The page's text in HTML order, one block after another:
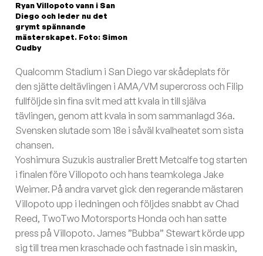
Ryan Villopoto vann i San
Diego och leder nu det
grymt spännande
mästerskapet. Foto: Simon
Cudby
Qualcomm Stadium i San Diego var skådeplats för
den sjätte deltävlingen i AMA/VM supercross och Filip
fullföljde sin fina svit med att kvala in till själva
tävlingen, genom att kvala in som sammanlagd 36a.
Svensken slutade som 18e i såväl kvalheatet som sista
chansen.
Yoshimura Suzukis australier Brett Metcalfe tog starten
i finalen före Villopoto och hans teamkolega Jake
Weimer. På andra varvet gick den regerande mästaren
Villopoto upp i ledningen och följdes snabbt av Chad
Reed, TwoTwo Motorsports Honda och han satte
press på Villopoto. James ”Bubba” Stewart körde upp
sig till trea men kraschade och fastnade i sin maskin,